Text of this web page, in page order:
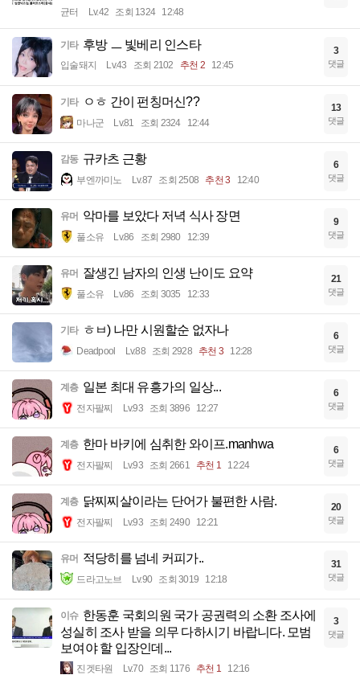
균터 Lv.42 조회 1324 12:48
기타 후방 ㅡ 빛베리 인스타
입술돼지 Lv.43 조회 2102 추천 2 12:45
3
댓글
기타 ㅇㅎ 간이 펀칭머신??
마나군 Lv.81 조회 2324 12:44
13
댓글
감동 규카츠 근황
부엔까미노 Lv.87 조회 2508 추천 3 12:40
6
댓글
유머 악마를 보았다 저녁 식사 장면
풀소유 Lv.86 조회 2980 12:39
9
댓글
유머 잘생긴 남자의 인생 난이도 요약
풀소유 Lv.86 조회 3035 12:33
21
댓글
기타 ㅎㅂ) 나만 시원할순 없자나
Deadpool Lv.88 조회 2928 추천 3 12:28
6
댓글
계층 일본 최대 유흥가의 일상...
전자팔찌 Lv.93 조회 3896 12:27
6
댓글
계층 한마 바키에 심취한 와이프.manhwa
전자팔찌 Lv.93 조회 2661 추천 1 12:24
6
댓글
계층 닭찌찌살이라는 단어가 불편한 사람.
전자팔찌 Lv.93 조회 2490 12:21
20
댓글
유머 적당히를 넘네 커피가..
드라고노브 Lv.90 조회 3019 12:18
31
댓글
이슈 한동훈 국회의원 국가 공권력의 소환 조사에
성실히 조사 받을 의무 다하시기 바랍니다. 모범
보여야 할 입장인데...
진겟타원 Lv.70 조회 1176 추천 1 12:16
3
댓글